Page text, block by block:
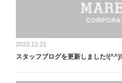
2022.12.21
スタッフブログを更新しました!(^^)!